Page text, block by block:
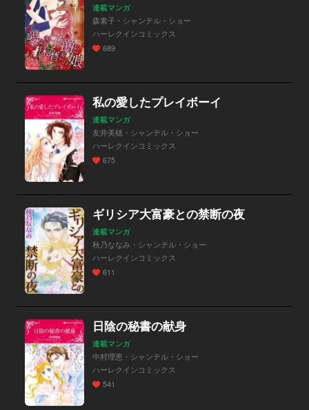
連載マンガ
森素子・シャンテル・ショー
ハーレクインコミックス
689
私の愛したプレイボーイ
連載マンガ
友井美穂・シャンテル・ショー
ハーレクインコミックス
675
ギリシア大富豪との禁断の夜
連載マンガ
秋乃ななみ・シャンテル・ショー
ハーレクインコミックス
611
日陰の秘書の献身
連載マンガ
中村理恵・シャンテル・ショー
ハーレクインコミックス
541